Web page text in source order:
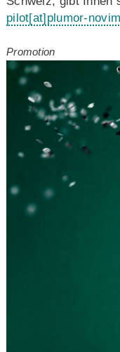
pilot[at]plumor-
Promotion